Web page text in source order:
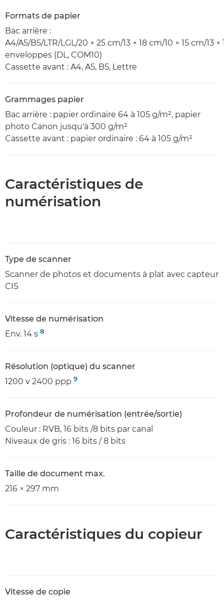
Formats de papier
Bac arrière :
A4/A5/B5/LTR/LGL/20 × 25 cm/13 × 18 cm/10 × 15 cm/13 ×
enveloppes (DL, COM10)
Cassette avant : A4, A5, B5, Lettre
Grammages papier
Bac arrière : papier ordinaire 64 à 105 g/m², papier
photo Canon jusqu'à 300 g/m²
Cassette avant : papier ordinaire : 64 à 105 g/m²
Caractéristiques de
numérisation
Type de scanner
Scanner de photos et documents à plat avec capteur
CIS
Vitesse de numérisation
Env. 14 s 8
Résolution (optique) du scanner
1200 v 2400 ppp 9
Profondeur de numérisation (entrée/sortie)
Couleur : RVB, 16 bits /8 bits par canal
Niveaux de gris : 16 bits / 8 bits
Taille de document max.
216 × 297 mm
Caractéristiques du copieur
Vitesse de copie